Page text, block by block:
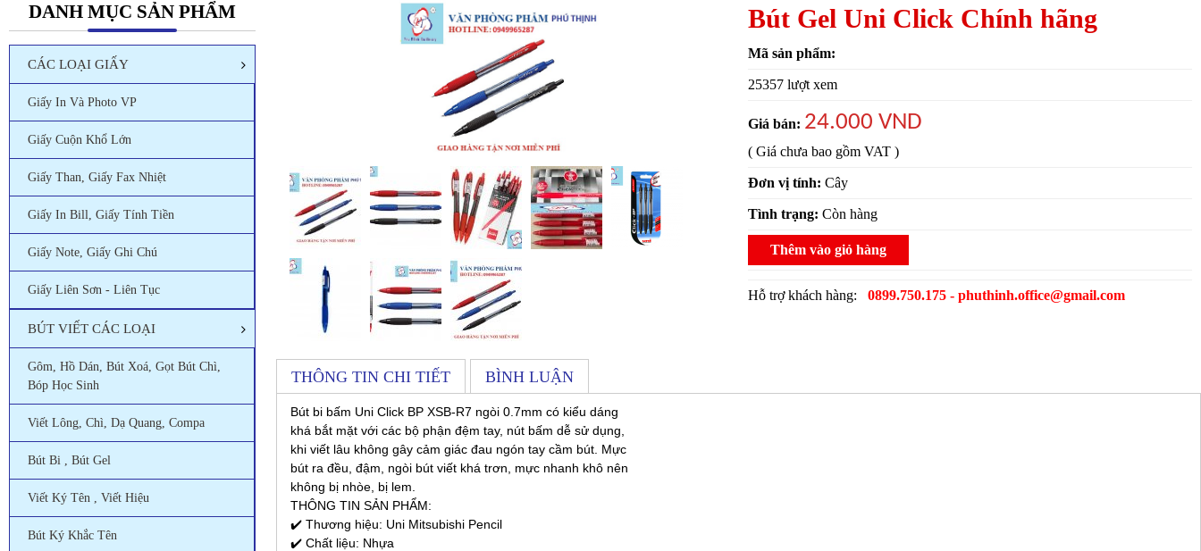
DANH MỤC SẢN PHẨM
CÁC LOẠI GIẤY
Giấy In Và Photo VP
Giấy Cuộn Khổ Lớn
Giấy Than, Giấy Fax Nhiệt
Giấy In Bill, Giấy Tính Tiền
Giấy Note, Giấy Ghi Chú
Giấy Liên Sơn - Liên Tục
BÚT VIẾT CÁC LOẠI
Gôm, Hồ Dán, Bút Xoá, Gọt Bút Chì,
Bóp Học Sinh
Viết Lông, Chì, Dạ Quang, Compa
Bút Bi , Bút Gel
Viết Ký Tên , Viết Hiệu
Bút Ký Khắc Tên
Bút Gel Uni Click Chính hãng
Mã sản phẩm:
25357 lượt xem
Giá bán: 24.000 VND
( Giá chưa bao gồm VAT )
Đơn vị tính: Cây
Tình trạng: Còn hàng
Thêm vào giỏ hàng
Hỗ trợ khách hàng: 0899.750.175 - phuthinh.office@gmail.com
THÔNG TIN CHI TIẾT BÌNH LUẬN
Bút bi bấm Uni Click BP XSB-R7 ngòi 0.7mm có kiểu dáng
khá bắt mặt với các bộ phận đệm tay, nút bấm dễ sử dụng,
khi viết lâu không gây cảm giác đau ngón tay cầm bút. Mực
bút ra đều, đậm, ngòi bút viết khá trơn, mực nhanh khô nên
không bị nhòe, bị lem.
THÔNG TIN SẢN PHẨM:
✔️ Thương hiệu: Uni Mitsubishi Pencil
✔️ Chất liệu: Nhựa